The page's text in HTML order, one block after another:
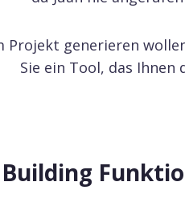
die tägliche Bewegung und
Projekt generieren
Sie ein Tool, das Ihnen